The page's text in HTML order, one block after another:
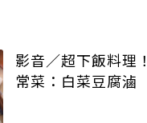
影音／超下飯料理
常菜：白菜豆腐滷